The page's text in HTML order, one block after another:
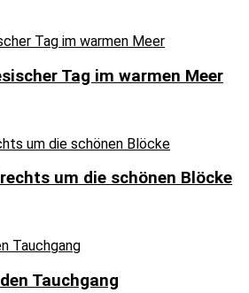
Tag im warmen Meer
um die schönen Blöcke
Tauchgang